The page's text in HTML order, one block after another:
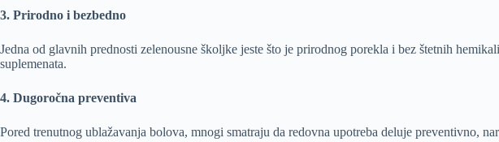
3. Prirodno i bezbedno
Jedna od glavnih prednosti zelenousne školjke jeste što je prirodnog porekla i bez štetnih
suplemenata.
4. Dugoročna preventiva
Pored trenutnog ublažavanja bolova, mnogi smatraju da redovna upotreba deluje preventivno,